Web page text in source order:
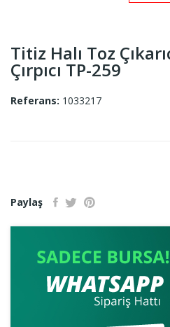
Titiz Halı Toz
Çırpıcı TP-259
Referans: 1033217
Paylaş